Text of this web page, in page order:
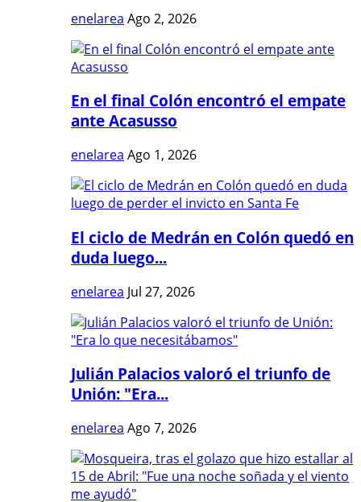
enelarea Ago 2, 2026
En el final Colón encontró el empate
ante Acasusso
enelarea Ago 1, 2026
El ciclo de Medrán en Colón quedó en
duda luego...
enelarea Jul 27, 2026
Julián Palacios valoró el triunfo de
Unión: "Era...
enelarea Ago 7, 2026